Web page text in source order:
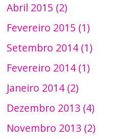
Abril 2015 (2)
Fevereiro 2015 (1)
Setembro 2014 (1)
Fevereiro 2014 (1)
Janeiro 2014 (2)
Dezembro 2013 (4)
Novembro 2013 (2)